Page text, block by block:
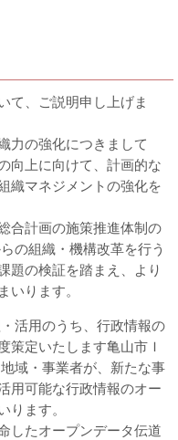
て、ご説明申し上げま
力の強化につきまして
向上に向けて、計画的な
織マネジメントの強化を
合計画の施策推進体制の
の組織・機構改革を行う
題の検証を踏まえ、より
いります。
活用のうち、行政情報の
策定いたします亀山市Ｉ
域・事業者が、新たな事
用可能な行政情報のオー
ります。
したオープンデータ伝道